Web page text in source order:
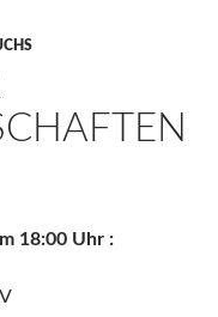
18:00 Uhr :